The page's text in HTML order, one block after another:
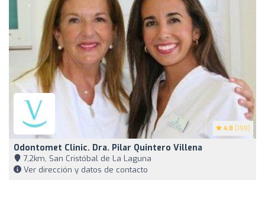
4.8 (199)
Odontomet Clinic. Dra. Pilar Quintero Villena
7,2km, San Cristóbal de La Laguna
Ver dirección y datos de contacto